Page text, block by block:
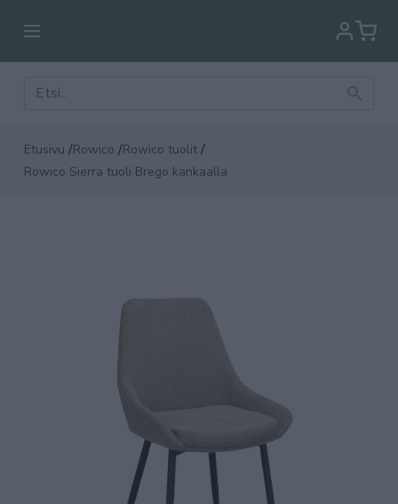
Etusivu /Rowico /Rowico tuolit /
Rowico Sierra tuoli Brego kankaalla